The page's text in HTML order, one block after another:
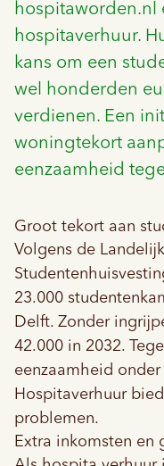
hospitaworden.nl
hospitaverhuur.
kans om een
wel honderden
verdienen. Een
woningtekort
eenzaamheid
Groot tekort aan
Volgens de
23.000
Delft. Zonder
42.000 in 2032.
eenzaamheid onder
Hospitaverhuur
problemen.
Extra inkomsten en